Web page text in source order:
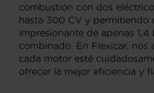
combustión con dos
hasta 300 CV y permitiendo
impresionante de apenas
combinado. En Flexicar, nos
cada motor esté
ofrecer la mejor eficiencia y